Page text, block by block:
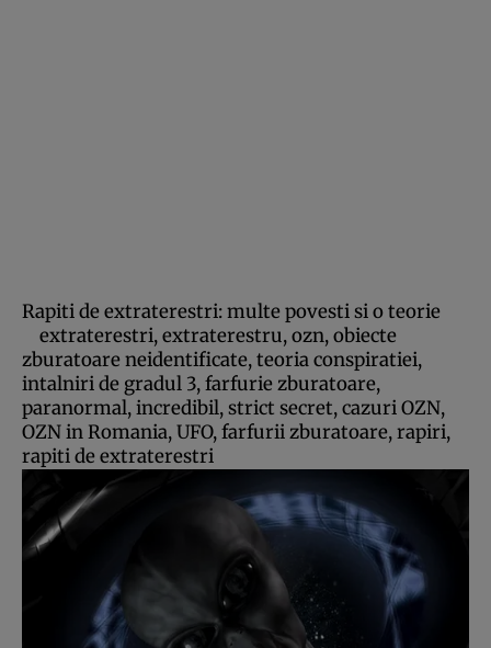
Rapiti de extraterestri: multe povesti si o teorie
extraterestri, extraterestru, ozn, obiecte
zburatoare neidentificate, teoria conspiratiei,
intalniri de gradul 3, farfurie zburatoare,
paranormal, incredibil, strict secret, cazuri OZN,
OZN in Romania, UFO, farfurii zburatoare, rapiri,
rapiti de extraterestri